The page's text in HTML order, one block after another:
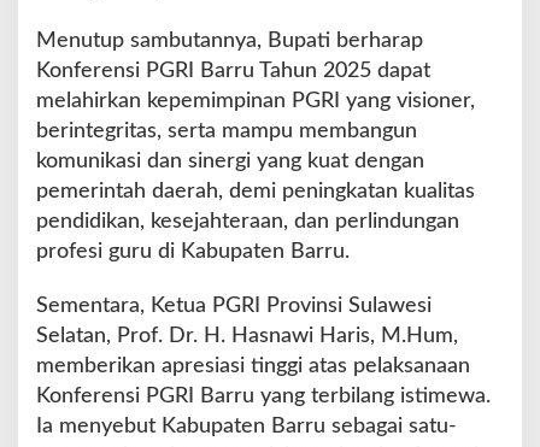
Menutup sambutannya, Bupati berharap
Konferensi PGRI Barru Tahun 2025 dapat
melahirkan kepemimpinan PGRI yang visioner,
berintegritas, serta mampu membangun
komunikasi dan sinergi yang kuat dengan
pemerintah daerah, demi peningkatan kualitas
pendidikan, kesejahteraan, dan perlindungan
profesi guru di Kabupaten Barru.
Sementara, Ketua PGRI Provinsi Sulawesi
Selatan, Prof. Dr. H. Hasnawi Haris, M.Hum,
memberikan apresiasi tinggi atas pelaksanaan
Konferensi PGRI Barru yang terbilang istimewa.
Ia menyebut Kabupaten Barru sebagai satu-